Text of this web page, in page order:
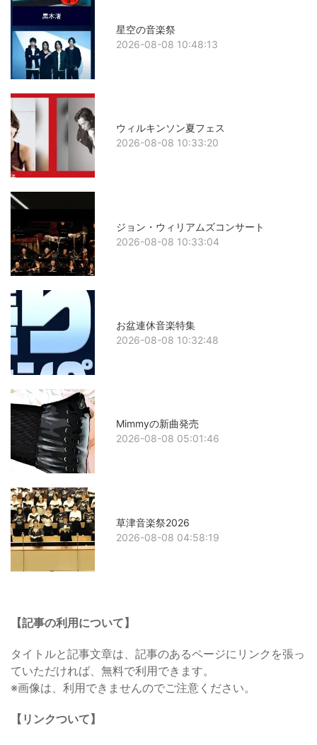
星空の音楽祭
2026-08-08 10:48:13
ウィルキンソン夏フェス
2026-08-08 10:33:20
ジョン・ウィリアムズコンサート
2026-08-08 10:33:04
お盆連休音楽特集
2026-08-08 10:32:48
Mimmyの新曲発売
2026-08-08 05:01:46
草津音楽祭2026
2026-08-08 04:58:19
【記事の利用について】
タイトルと記事文章は、記事のあるページにリンクを張っ
ていただければ、無料で利用できます。
※画像は、利用できませんのでご注意ください。
【リンクついて】